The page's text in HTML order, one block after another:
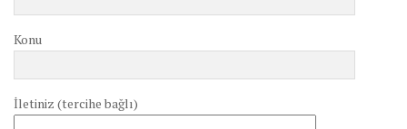
Konu
İletiniz (tercihe bağlı)